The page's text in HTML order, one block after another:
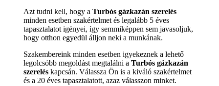
Azt tudni kell, hogy a Turbós gázkazán szerelés
minden esetben szakértelmet és legalább 5 éves
tapasztalatot igényei, így semmiképpen sem javasoljuk,
hogy otthon egyedül álljon neki a munkának.
Szakembereink minden esetben igyekeznek a lehető
legolcsóbb megoldást megtalálni a Turbós gázkazán
szerelés kapcsán. Válassza Ön is a kiváló szakértelmet
és a 20 éves tapasztalatott, azaz válasszon minket.